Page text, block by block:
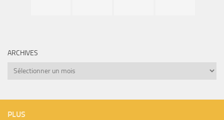
ARCHIVES
Archives
PLUS